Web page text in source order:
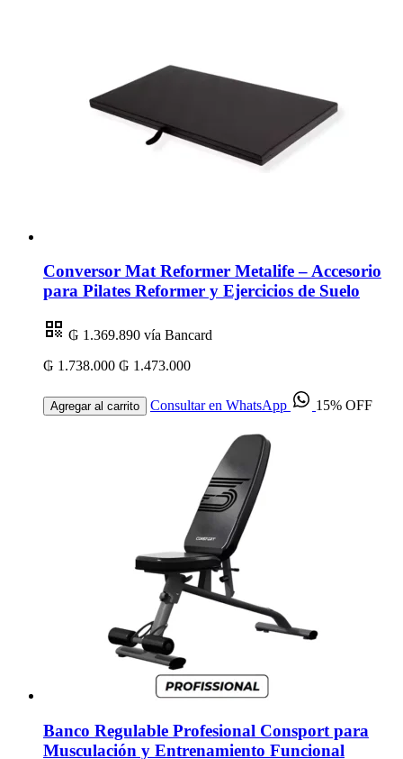
Conversor Mat Reformer Metalife – Accesorio
para Pilates Reformer y Ejercicios de Suelo
₲ 1.369.890 vía Bancard
₲ 1.738.000 ₲ 1.473.000
Agregar al carrito Consultar en WhatsApp 15% OFF
Banco Regulable Profesional Consport para
Musculación y Entrenamiento Funcional